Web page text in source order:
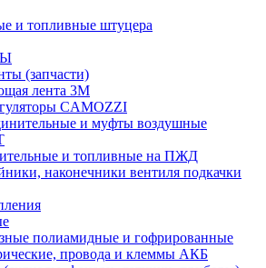
и топливные штуцера
(запчасти)
лента 3М
CAMOZZI
и муфты воздушные
и топливные на ПЖД
наконечники вентиля подкачки
полиамидные и гофрированные
провода и клеммы АКБ